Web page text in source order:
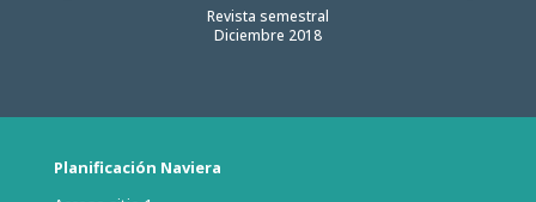
Revista semestral
Diciembre 2018
Planificación Naviera